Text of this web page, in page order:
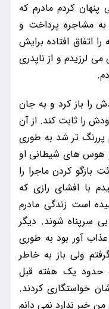
کردم مادرم که
مشاجره پرداخت و
اتفاق افتاده برایش
لرزیدم و از ناپدری
را باز کرد و به جان
را ثابت کند. از آن
پررنگ تر شد به طوری
هوس های شیطانی او
بازگو کردن ماجرا را
با افشای رازی که
است زندگی مادرم
سرپناه شوند. دیگر
آور بود به طوری
ولی باز به خاطر
حدود یک هفته قبل
خواستگاری کردند.
خبر ندارد نمی دانم